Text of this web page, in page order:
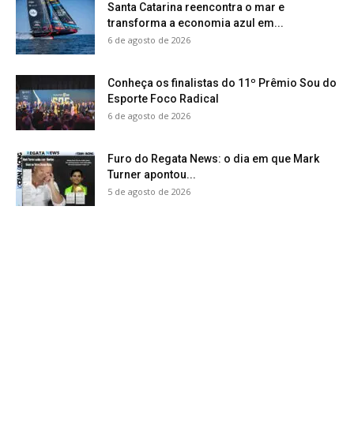
Santa Catarina reencontra o mar e
transforma a economia azul em...
6 de agosto de 2026
Conheça os finalistas do 11º Prêmio Sou do
Esporte Foco Radical
6 de agosto de 2026
Furo do Regata News: o dia em que Mark
Turner apontou...
5 de agosto de 2026